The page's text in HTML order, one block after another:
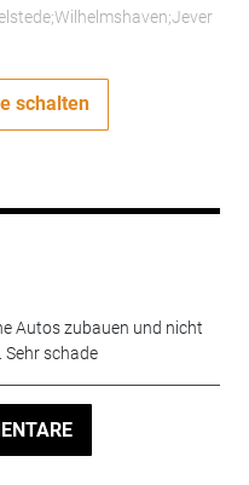
schalten
Autos zubauen und nicht
Sehr schade